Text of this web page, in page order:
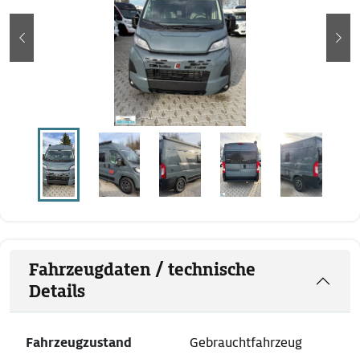
zurück
Fahrzeugdaten / technische
Details
Fahrzeugzustand
Gebrauchtfahrzeug